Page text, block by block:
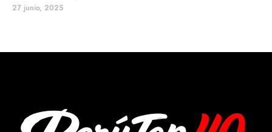
27 junio, 2025